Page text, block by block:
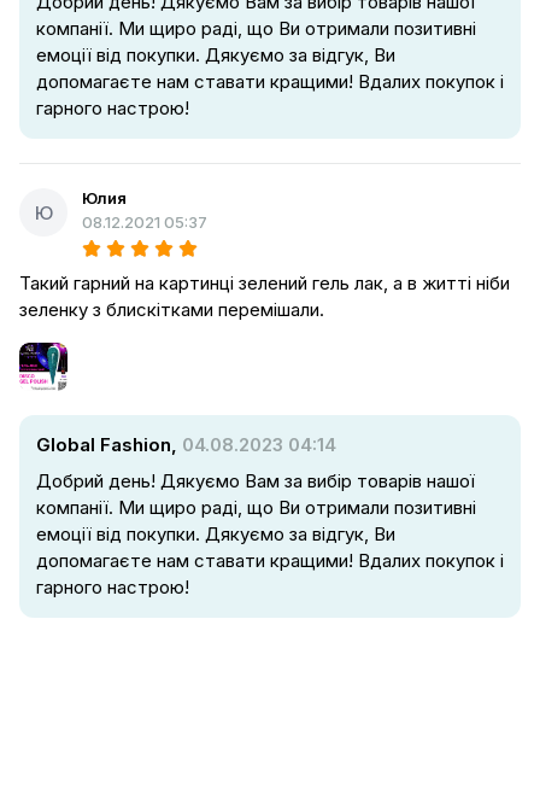
компанії. Ми щиро раді, що Ви отримали позитивні
емоції від покупки. Дякуємо за відгук, Ви
допомагаєте нам ставати кращими! Вдалих покупок і
гарного настрою!
Ю
Юлия
08.12.2021 05:37
Такий гарний на картинці зелений гель лак, а в житті ніби
зеленку з блискітками перемішали.
Global Fashion, 04.08.2023 04:14
Добрий день! Дякуємо Вам за вибір товарів нашої
компанії. Ми щиро раді, що Ви отримали позитивні
емоції від покупки. Дякуємо за відгук, Ви
допомагаєте нам ставати кращими! Вдалих покупок і
гарного настрою!